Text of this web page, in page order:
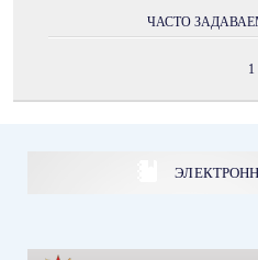
ЧАСТО
1